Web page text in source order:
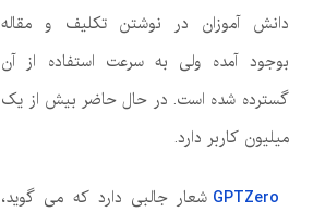
دانش آموزان در نوشتن تکلیف و مقاله
بوجود آمده ولی به سرعت استفاده از آن
گسترده شده است. در حال حاضر بیش از یک
میلیون کاربر دارد.
GPTZero شعار جالبی دارد که می گوید،